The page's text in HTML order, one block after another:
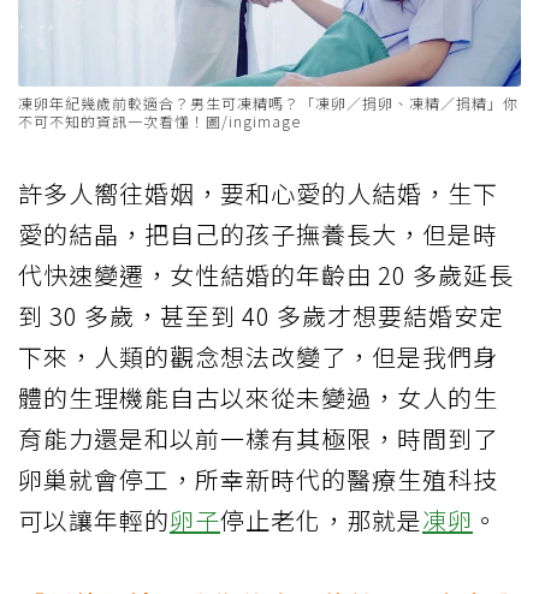
凍卵年紀幾歲前較適合？男生可凍精嗎？「凍卵／捐卵、凍精／捐精」你
不可不知的資訊一次看懂！圖/ingimage
許多人嚮往婚姻，要和心愛的人結婚，生下
愛的結晶，把自己的孩子撫養長大，但是時
代快速變遷，女性結婚的年齡由 20 多歲延長
到 30 多歲，甚至到 40 多歲才想要結婚安定
下來，人類的觀念想法改變了，但是我們身
體的生理機能自古以來從未變過，女人的生
育能力還是和以前一樣有其極限，時間到了
卵巢就會停工，所幸新時代的醫療生殖科技
可以讓年輕的卵子停止老化，那就是凍卵 。